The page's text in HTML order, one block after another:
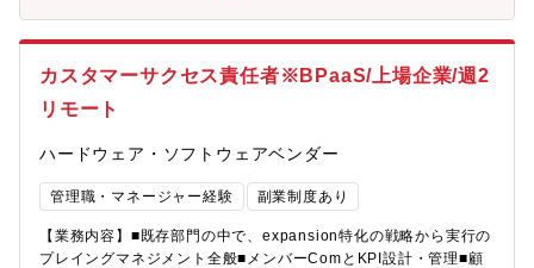
届けきれていなかった企業様への価値提供が本事業における大き
は、導入/運用設計のエキスパートとして、エンタープライズ企業
様特有の業務/システム面の課題・リスクを整理し、バクラクを通
入・運用プロセスの過程で顧客の業務を深く理解することで、新
を飛躍的に高める提案が可能です。・将来的にはチームマネージ
スの仕組みづくりや組織作りを経験できます。
カスタマーサクセス責任者※BPaaS/上場企業/週2
リモート
ハードウェア・ソフトウェアベンダー
管理職・マネージャー経験 副業制度あり
【業務内容】■既存部門の中で、expansion特化の戦略から実行の
プレイングマネジメント全般■メンバーComとKPI設計・管理■顧